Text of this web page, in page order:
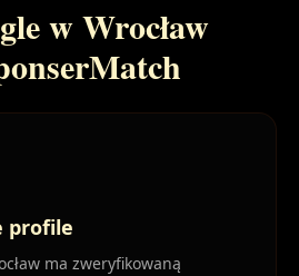
w Wrocław
profile
ma zweryfikowaną